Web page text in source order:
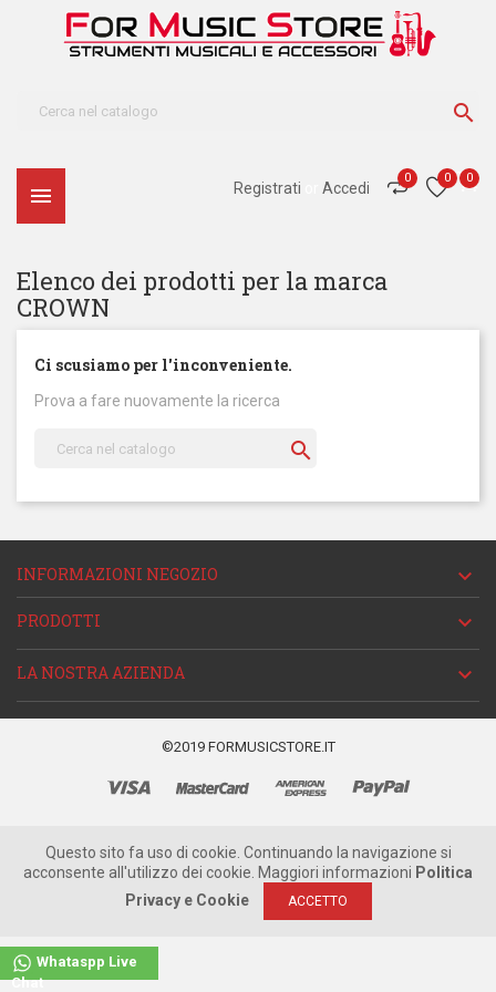


0
0
0
Registrati Accedi
Elenco dei prodotti per la marca
CROWN
Ci scusiamo per l'inconveniente.
Prova a fare nuovamente la ricerca

INFORMAZIONI NEGOZIO 
PRODOTTI 
LA NOSTRA AZIENDA 
Whataspp Live
Chat
©2019 FORMUSICSTORE.IT
Questo sito fa uso di cookie. Continuando la navigazione si
acconsente all'utilizzo dei cookie. Maggiori informazioni Politica
Privacy e Cookie
ACCETTO